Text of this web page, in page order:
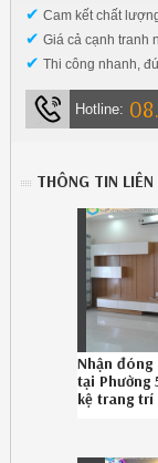
✔ Cam kết chất
✔ Giá cả cạnh tranh
✔ Thi công nhanh,
Hotline:
THÔNG TIN LIÊN
Nhận
tại Phường
kệ trang trí